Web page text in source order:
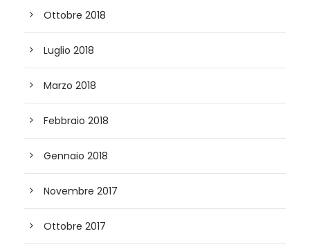
Ottobre 2018
Luglio 2018
Marzo 2018
Febbraio 2018
Gennaio 2018
Novembre 2017
Ottobre 2017